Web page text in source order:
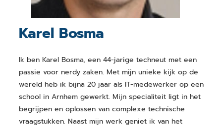
Karel Bosma
Ik ben Karel Bosma, een 44-jarige techneut met een
passie voor nerdy zaken. Met mijn unieke kijk op de
wereld heb ik bijna 20 jaar als IT-medewerker op een
school in Arnhem gewerkt. Mijn specialiteit ligt in het
begrijpen en oplossen van complexe technische
vraagstukken. Naast mijn werk geniet ik van het